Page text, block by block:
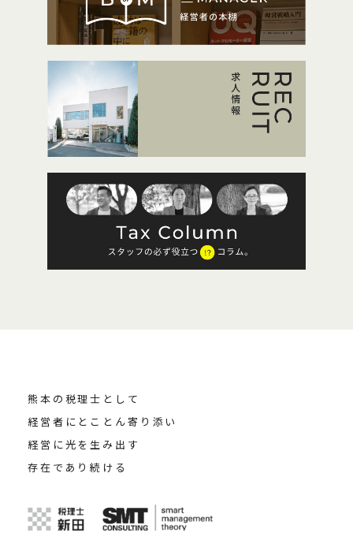
熊本の税理士として
経営者にとことん寄り添い
経営に光を生み出す
存在であり続ける